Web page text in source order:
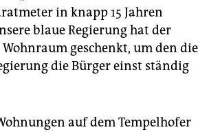
in knapp 15 Jahren
blaue Regierung hat der
geschenkt, um den die
die Bürger einst ständig
auf dem Tempelhofer